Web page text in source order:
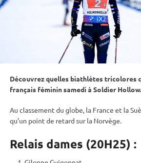
Découvrez quelles biathlètes tricolores
français féminin samedi à Soldier Hollow.
Au classement du globe, la France et la
qu’un point de retard sur la Norvège.
Relais dames (20H25) :